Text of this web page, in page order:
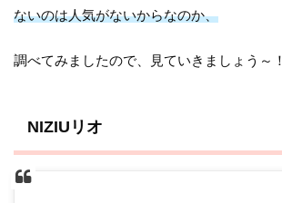
ないのは人気がないからなのか、
調べてみましたので、見ていきましょう～！
NIZIUリオ